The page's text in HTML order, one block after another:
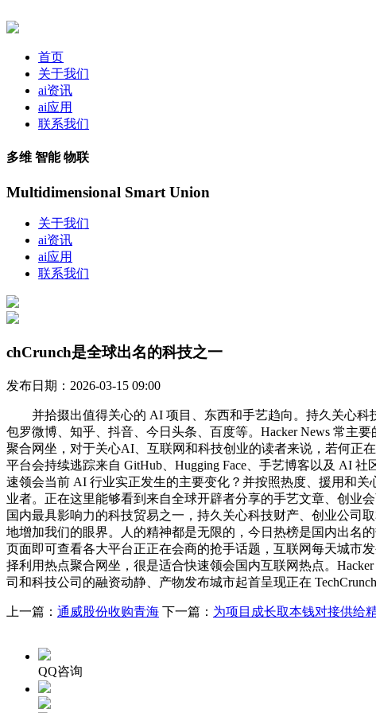
首页
关于我们
ai资讯
ai应用
联系我们
多维 智能 物联
Multidimensional Smart Union
关于我们
ai资讯
ai应用
联系我们
chCrunch是全球出名的科技之一
发布日期：2026-03-15 09:00
并拾掇出值得关心的 AI 项目、东西和手艺趋向。持久关心科
包罗微博、知乎、抖音、今日头条、百度等。Hacker News 常主
聚合网坐，对于关心AI、互联网和科技创业的读者来说，若何正
平台会持续逃踪来自 GitHub、Hugging Face、手艺博客以及 AI
速领会当前 AI 行业实正发生的主要变化？并按照热度、援用和
业者。正在这里能够看到来自全球开辟者分享的手艺文章、创业
国内最具影响力的科技贸易之一，持久关心科技财产、创业公司
地增加我们的眼界。人的精神都是无限的，今日热榜是国内出名
页面即可查看各大平台正正在会商的抢手话题，互联网每天城市
择利用热点聚合网坐，很是适合快速领会国内互联网热点。
司和科技公司的融资动静、产物发布城市起首呈现正在
上一篇： 通威股份收购青海 下一篇： 为项目成长取本钱对接供给
QQ咨询